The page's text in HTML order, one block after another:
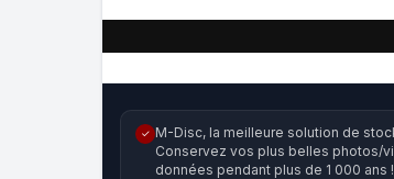
✓ M-Disc, la meilleure solution de
Conservez vos plus belles photos/
données pendant plus de 1 000 ans !